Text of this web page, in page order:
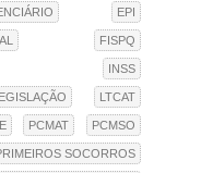
EPI
FISPQ
INSS
LTCAT
PCMAT PCMSO
SOCORROS